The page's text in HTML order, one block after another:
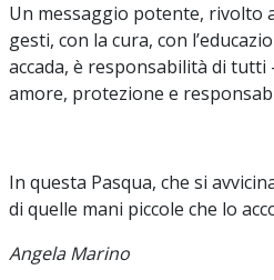
Un messaggio potente, rivolto
gesti, con la cura, con
accada, è responsabilità di tutti
amore, protezione e
In questa Pasqua, che si
di quelle mani piccole che lo
Angela Marino